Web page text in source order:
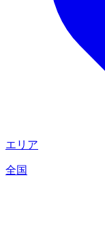
エリア
全国